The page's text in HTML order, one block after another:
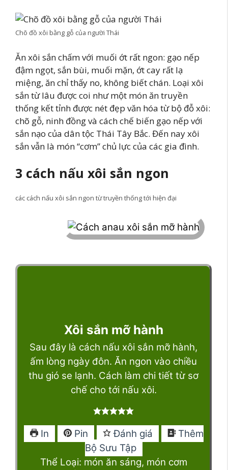
Chõ đồ xôi bằng gỗ của người Thái
Ăn xôi sắn chấm với muối ớt rất ngon: gạo nếp
đậm ngọt, sắn bùi, muối mặn, ớt cay rất lạ
miệng, ăn chỉ thấy no, không biết chán. Loại xôi
sắn từ lâu được coi như một món ăn truyền
thống kết tỉnh được nét đẹp văn hóa từ bộ đỗ xôi:
chõ gỗ, ninh đồng và cách chế biến gạo nếp với
sắn nạo của dân tộc Thái Tây Bắc. Đến nay xôi
sắn vẫn là món “cơm” chủ lực của các gia đình.
3 cách nấu xôi sắn ngon
các cách nấu xôi sắn ngon từ truyền thống tới hiện đại
Xôi sắn mỡ hành
Sau đây là cách nấu xôi sắn mỡ hành,
ấm lòng ngày đôn. Ăn ngon vào chiều
thu gió se lạnh. Cách làm chi tiết từ sơ
chế cho tới nấu xôi.
In Pin Đánh giá
Thêm
Bộ Sưu Tập
Thể Loại: món ăn sáng, món cơm